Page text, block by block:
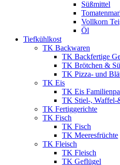
Süßmittel
Vollkorn
Öl
Tiefkühlkost
TK Backwaren
TK Backfertige
TK Brötchen &
TK Pizza- und
TK Eis
TK Eis
TK Stiel-, Waffel-
TK Fertiggerichte
TK Fisch
TK Fisch
TK Meeresfrüchte
TK Fleisch
TK Fleisch
TK Geflügel